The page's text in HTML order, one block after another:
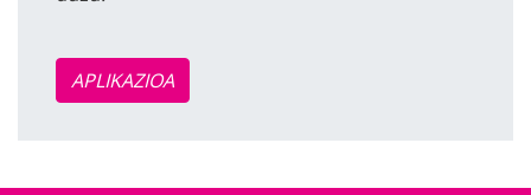
APLIKAZIOA